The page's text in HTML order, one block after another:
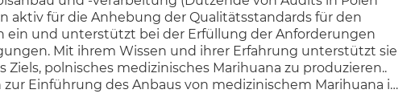
aktiv für die Anhebung der Qualitätsstandards für den
ein und unterstützt bei der Erfüllung der Anforderungen
Mit ihrem Wissen und ihrer Erfahrung unterstützt sie
polnisches medizinisches Marihuana zu produzieren..
Einführung des Anbaus von medizinischem Marihuana in